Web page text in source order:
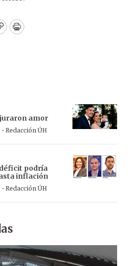
Print
juraron amor
· Redacción ÚH
podría
inflación
· Redacción ÚH